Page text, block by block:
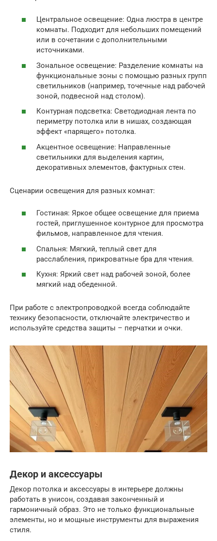
Центральное освещение: Одна люстра в центре
комнаты. Подходит для небольших помещений
или в сочетании с дополнительными
источниками.
Зональное освещение: Разделение комнаты на
функциональные зоны с помощью разных групп
светильников (например, точечные над рабочей
зоной, подвесной над столом).
Контурная подсветка: Светодиодная лента по
периметру потолка или в нишах, создающая
эффект «парящего» потолка.
Акцентное освещение: Направленные
светильники для выделения картин,
декоративных элементов, фактурных стен.
Сценарии освещения для разных комнат:
Гостиная: Яркое общее освещение для приема
гостей, приглушенное контурное для просмотра
фильмов, направленное для чтения.
Спальня: Мягкий, теплый свет для
расслабления, прикроватные бра для чтения.
Кухня: Яркий свет над рабочей зоной, более
мягкий над обеденной.
При работе с электропроводкой всегда соблюдайте
технику безопасности, отключайте электричество и
используйте средства защиты – перчатки и очки.
Декор и аксессуары
Декор потолка и аксессуары в интерьере должны
работать в унисон, создавая законченный и
гармоничный образ. Это не только функциональные
элементы, но и мощные инструменты для выражения
стиля.